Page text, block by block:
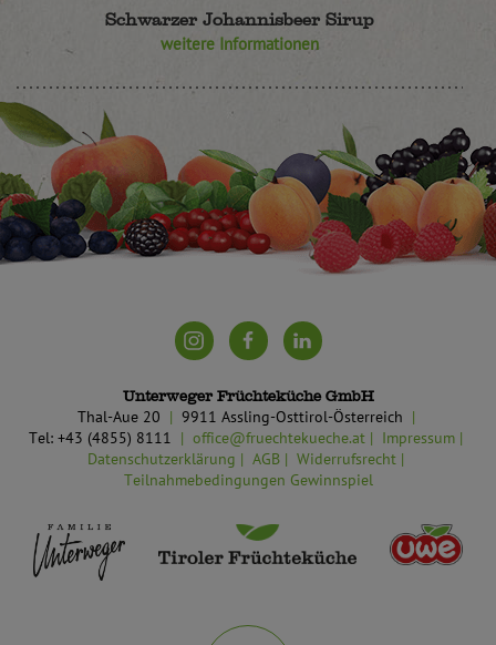
Schwarzer Johannisbeer Sirup
weitere Informationen
Unterweger Früchteküche GmbH
Thal-Aue 20
9911 Assling-Osttirol-Österreich
Tel: +43 (4855) 8111
office@fruechtekueche.at
Impressum
Datenschutzerklärung
AGB
Widerrufsrecht
Teilnahmebedingungen Gewinnspiel